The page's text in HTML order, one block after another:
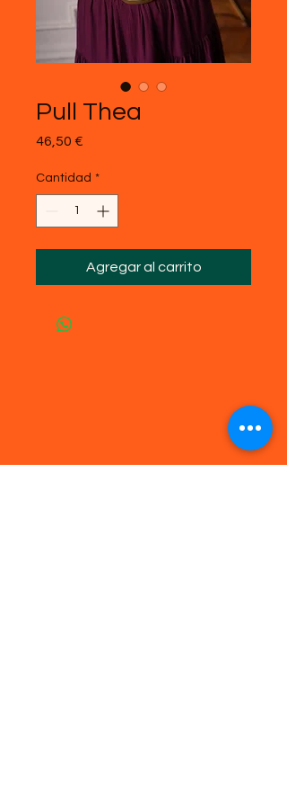
Pull Thea
46,50 €
Cantidad *
Agregar al carrito